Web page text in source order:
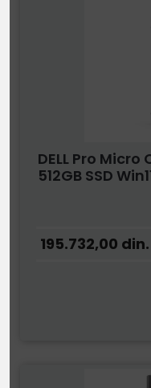
DELL Pro Micro
512GB SSD
195.732,00 din.